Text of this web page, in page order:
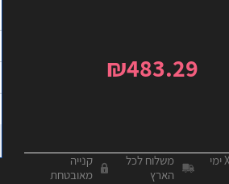
₪483.29
זמן אספקה : עד X ימי
משלוח לכל
הארץ
קנייה
מאובטחת